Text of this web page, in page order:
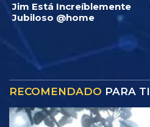
Jim Está Increíblemente
Jubiloso @home
RECOMENDADO PARA TI